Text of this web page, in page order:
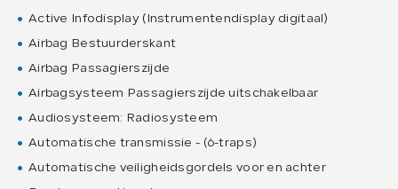
Active Infodisplay (Instrumentendisplay digitaal)
Airbag Bestuurderskant
Airbag Passagierszijde
Airbagsysteem Passagierszijde uitschakelbaar
Audiosysteem: Radiosysteem
Automatische transmissie - (6-traps)
Automatische veiligheidsgordels voor en achter